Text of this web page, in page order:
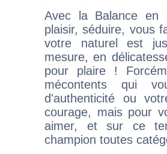
Avec la Balance en
plaisir, séduire, vous
votre naturel est
mesure, en
pour plaire !
mécontents qui
d'authenticité ou
courage, mais pour
aimer, et sur ce
champion toutes